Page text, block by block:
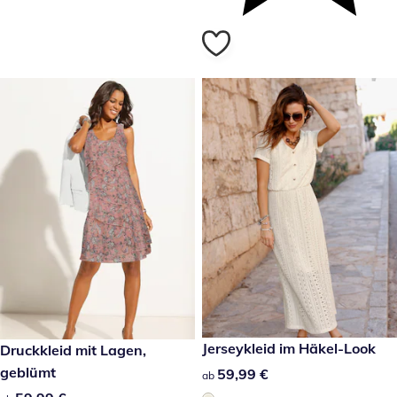
59,99 €
Druckkleid mit Lagen,
geblümt
59,99 €
Jerseykleid im Häkel-Look
59,99 €
ab 59,99 €